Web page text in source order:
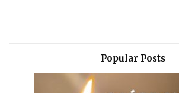
Popular Posts